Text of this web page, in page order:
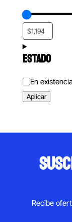
ESTADO
Estado
En existencia
Aplicar
Recibe